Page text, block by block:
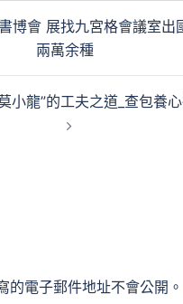
博會 展找九宮格會議室出
兩萬余種
小龍”的工夫之道_查包養
的電子郵件地址不會公開。